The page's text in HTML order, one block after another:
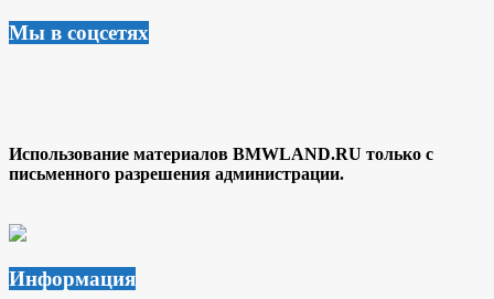
Мы в соцсетях
Использование материалов BMWLAND.RU только с
письменного разрешения администрации.
Информация